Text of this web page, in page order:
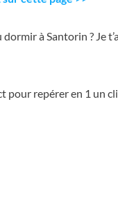
à Santorin ? Je
pour repérer en 1 un